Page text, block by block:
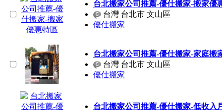
台北搬家公司推薦-優仕搬家-搬家優
台灣 台北市 文山區
優仕搬家
台北搬家公司推薦-優仕搬家-家庭搬
台灣 台北市 文山區
優仕搬家
台北搬家公司推薦-優仕搬家-低收入